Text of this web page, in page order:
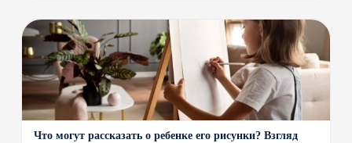
Что могут рассказать о ребенке его рисунки? Взгляд